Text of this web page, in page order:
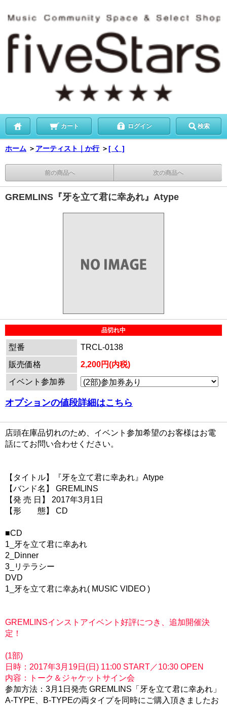
カート ログイン 検索
ホーム ＞ アーティスト｜か行 ＞[ く ]
前の商品へ 次の商品へ
GREMLINS『牙を立て君に幸あれ』Atype
品切れ中
型番
TRCL-0138
販売価格
2,200円(内税)
イベント参加券
オプションの値段詳細はこちら
店頭在庫品切れのため、イベント参加希望のお客様はお電
話にてお問い合わせください。
【タイトル】『牙を立て君に幸あれ』Atype
【バンド名】 GREMLINS
【発 売 日】 2017年3月1日
【形 態】 CD
■CD
1_牙を立て君に幸あれ
2_Dinner
3_リテラシー
DVD
1_牙を立て君に幸あれ( MUSIC VIDEO )
GREMLINSインストアイベント好評につき、追加開催決
定！
(1部)
日時：2017年3月19日(日) 11:00 START／10:30 OPEN
内容：トーク＆ジャケットサイン会
参加方法：3月1日発売 GREMLINS「牙を立て君に幸あれ」
A-TYPE、B-TYPEの両タイプを同時にご購入頂きましたお